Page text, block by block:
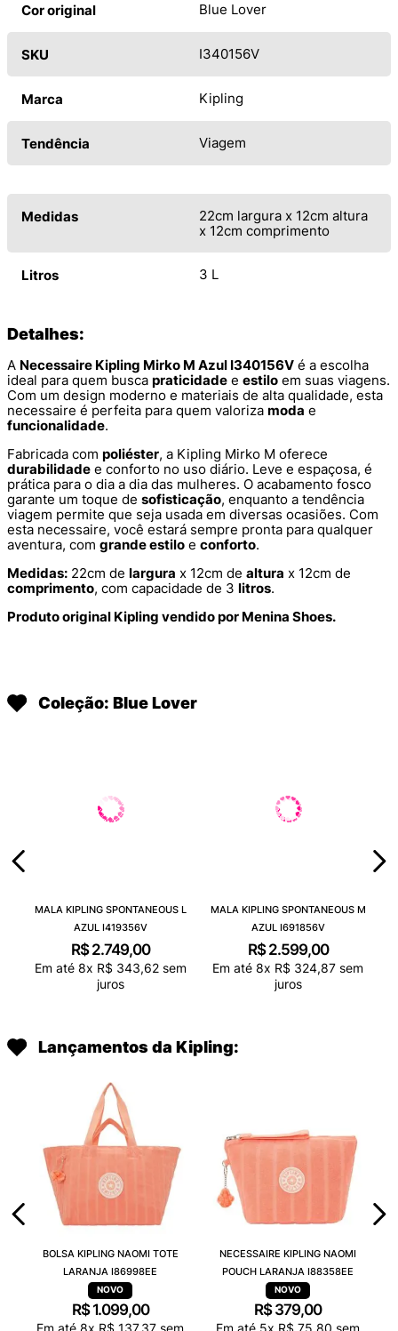
Cor original Blue Lover
SKU I340156V
Marca Kipling
Tendência Viagem
Medidas
22cm largura x 12cm altura
x 12cm comprimento
Litros 3 L
Detalhes:
A Necessaire Kipling Mirko M Azul I340156V é a escolha
ideal para quem busca praticidade e estilo em suas viagens.
Com um design moderno e materiais de alta qualidade, esta
necessaire é perfeita para quem valoriza moda e
funcionalidade.
Fabricada com poliéster, a Kipling Mirko M oferece
durabilidade e conforto no uso diário. Leve e espaçosa, é
prática para o dia a dia das mulheres. O acabamento fosco
garante um toque de sofisticação, enquanto a tendência
viagem permite que seja usada em diversas ocasiões. Com
esta necessaire, você estará sempre pronta para qualquer
aventura, com grande estilo e conforto.
Medidas: 22cm de largura x 12cm de altura x 12cm de
comprimento, com capacidade de 3 litros.
Produto original Kipling vendido por Menina Shoes.
Coleção: Blue Lover
MALA KIPLING SPONTANEOUS L
AZUL I419356V
R$ 2.749,00
Em até 8x R$ 343,62sem
juros
MALA KIPLING SPONTANEOUS M
AZUL I691856V
R$ 2.599,00
Em até 8x R$ 324,87 sem
juros
Lançamentos da Kipling:
BOLSA KIPLING NAOMI TOTE
LARANJA I86998EE
R$ 1.099,00
NECESSAIRE KIPLING NAOMI
POUCH LARANJA I88358EE
R$ 379,00